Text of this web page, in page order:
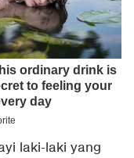
laki-laki yang